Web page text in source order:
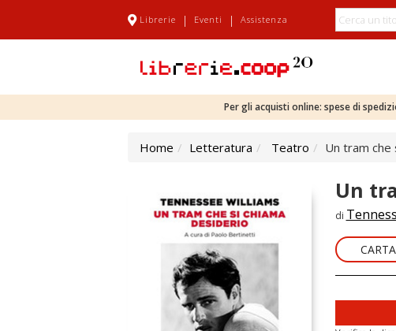
Librerie | Eventi | Assistenza
Per gli acquisti online: spese di
Home Letteratura Teatro Un tram che
Un
di